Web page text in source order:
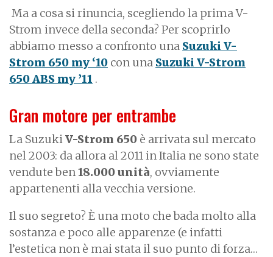
Ma a cosa si rinuncia, scegliendo la prima V-
Strom invece della seconda? Per scoprirlo
abbiamo messo a confronto una Suzuki V-
Strom 650 my ‘10 con una Suzuki V-Strom
650 ABS my ’11 .
Gran motore per entrambe
La SuzukiV-Strom 650 è arrivata sul mercato
nel 2003: da allora al 2011 in Italia ne sono state
vendute ben18.000 unità, ovviamente
appartenenti alla vecchia versione.
Il suo segreto? È una moto che bada molto alla
sostanza e poco alle apparenze (e infatti
l’estetica non è mai stata il suo punto di forza…